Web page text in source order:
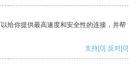
给你提供最高速度和安全性的连接，并帮
支持[0] 反对[0]